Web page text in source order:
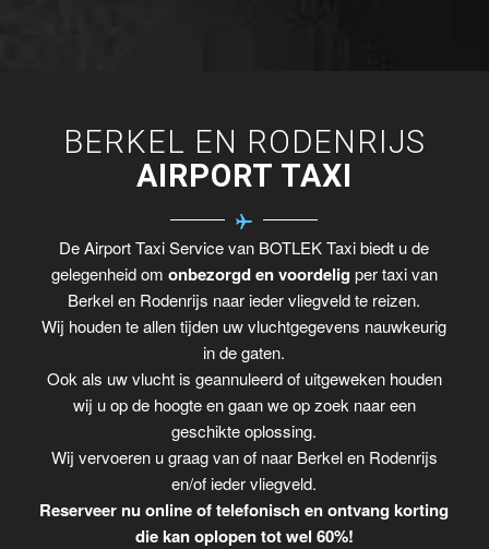
BERKEL EN RODENRIJS
AIRPORT TAXI
De Airport Taxi Service van BOTLEK Taxi biedt u de
gelegenheid om onbezorgd en voordelig per taxi van
Berkel en Rodenrijs naar ieder vliegveld te reizen.
Wij houden te allen tijden uw vluchtgegevens nauwkeurig
in de gaten.
Ook als uw vlucht is geannuleerd of uitgeweken houden
wij u op de hoogte en gaan we op zoek naar een
geschikte oplossing.
Wij vervoeren u graag van of naar Berkel en Rodenrijs
en/of ieder vliegveld.
Reserveer nu online of telefonisch en ontvang korting
die kan oplopen tot wel 60%!